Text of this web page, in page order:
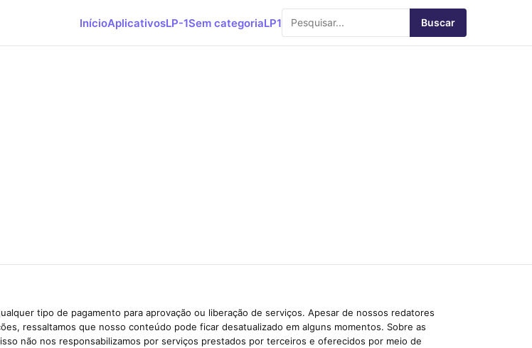
InícioAplicativosLP-1Sem categoriaLP1 Buscar
tipo de pagamento para aprovação ou liberação de serviços. Apesar de nossos redatores
ressaltamos que nosso conteúdo pode ficar desatualizado em alguns momentos. Sobre as
não nos responsabilizamos por serviços prestados por terceiros e oferecidos por meio de